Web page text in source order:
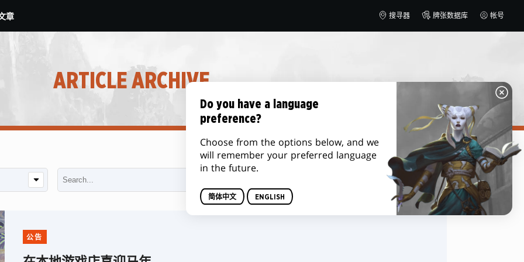
章 搜寻器 牌张数据库 帐号
ARTICLE ARCHIVE
排序方式
公告
Do you have a language
preference?
Choose from the options below, and we
will remember your preferred language
in the future.
简体中文 ENGLISH